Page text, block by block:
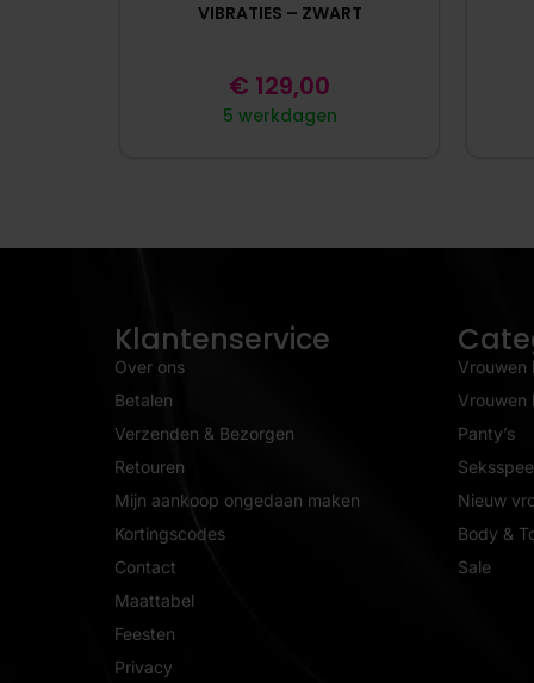
VIBRATIES – ZWART
5 werkdagen
€ 129,00
Klantenservice
Over ons
Betalen
Verzenden & Bezorgen
Retouren
Mijn aankoop ongedaan maken
Kortingscodes
Contact
Maattabel
Feesten
Privacy
Vrouwen
Vrouwen
Panty’s
Nieuw
Body &
Sale